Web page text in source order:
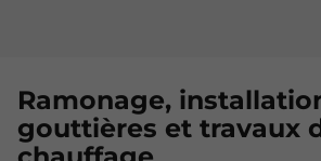
Ramonage,
gouttières et travaux